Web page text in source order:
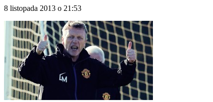
8 listopada 2013 o 21:53